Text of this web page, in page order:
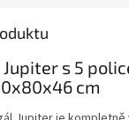
s 5
cm